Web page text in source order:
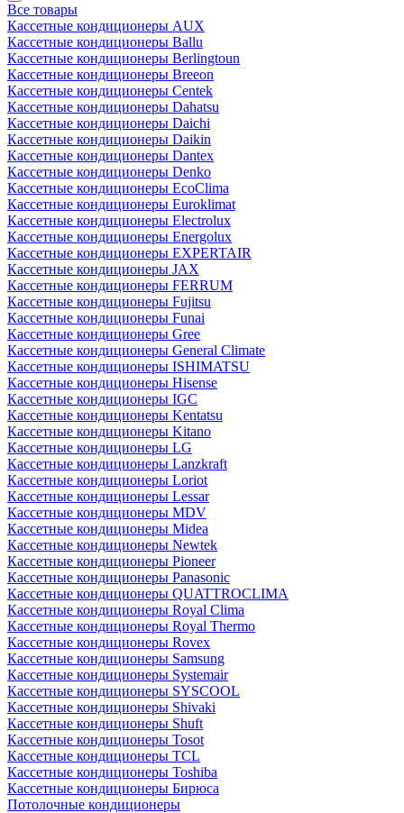
Все товары
Кассетные кондиционеры AUX
Кассетные кондиционеры Ballu
Кассетные кондиционеры Berlingtoun
Кассетные кондиционеры Breeon
Кассетные кондиционеры Centek
Кассетные кондиционеры Dahatsu
Кассетные кондиционеры Daichi
Кассетные кондиционеры Daikin
Кассетные кондиционеры Dantex
Кассетные кондиционеры Denko
Кассетные кондиционеры EcoClima
Кассетные кондиционеры Euroklimat
Кассетные кондиционеры Electrolux
Кассетные кондиционеры Energolux
Кассетные кондиционеры EXPERTAIR
Кассетные кондиционеры JAX
Кассетные кондиционеры FERRUM
Кассетные кондиционеры Fujitsu
Кассетные кондиционеры Funai
Кассетные кондиционеры Gree
Кассетные кондиционеры General Climate
Кассетные кондиционеры ISHIMATSU
Кассетные кондиционеры Hisense
Кассетные кондиционеры IGC
Кассетные кондиционеры Kentatsu
Кассетные кондиционеры Kitano
Кассетные кондиционеры LG
Кассетные кондиционеры Lanzkraft
Кассетные кондиционеры Loriot
Кассетные кондиционеры Lessar
Кассетные кондиционеры MDV
Кассетные кондиционеры Midea
Кассетные кондиционеры Newtek
Кассетные кондиционеры Pioneer
Кассетные кондиционеры Panasonic
Кассетные кондиционеры QUATTROCLIMA
Кассетные кондиционеры Royal Clima
Кассетные кондиционеры Royal Thermo
Кассетные кондиционеры Rovex
Кассетные кондиционеры Samsung
Кассетные кондиционеры Systemair
Кассетные кондиционеры SYSCOOL
Кассетные кондиционеры Shivaki
Кассетные кондиционеры Shuft
Кассетные кондиционеры Tosot
Кассетные кондиционеры TCL
Кассетные кондиционеры Toshiba
Кассетные кондиционеры Бирюса
Потолочные кондиционеры